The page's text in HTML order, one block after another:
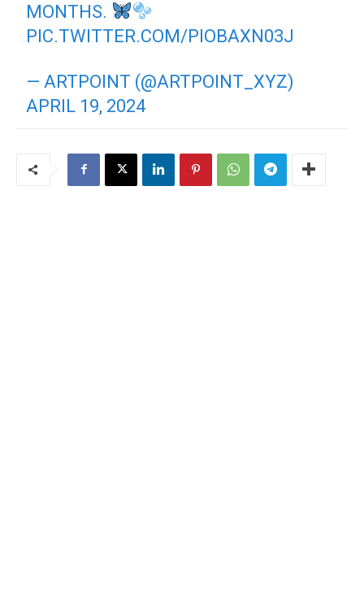
MONTHS.
PIC.TWITTER.COM/PIOBAXN03J
— ARTPOINT (@ARTPOINT_XYZ)
APRIL 19, 2024